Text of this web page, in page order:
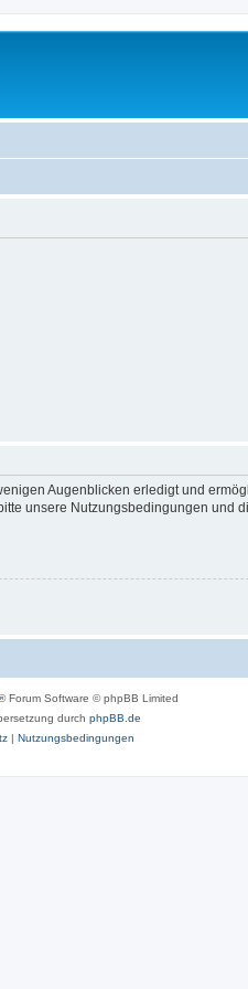
Augenblicken erledigt und
unsere Nutzungsbedingungen und
Forum Software © phpBB Limited
durch phpBB.de
| Nutzungsbedingungen